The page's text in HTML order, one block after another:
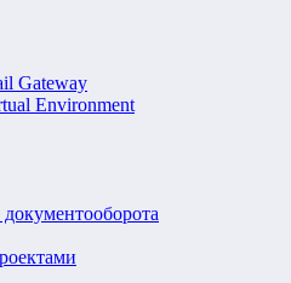
Gateway
Environment